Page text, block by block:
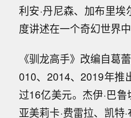
利安·丹尼森、加布里埃
度讲述在一个奇幻世界
《驯龙高手》改编自葛
010、2014、2019年推
过16亿美元。杰伊·巴鲁
亚美莉卡·费雷拉、凯